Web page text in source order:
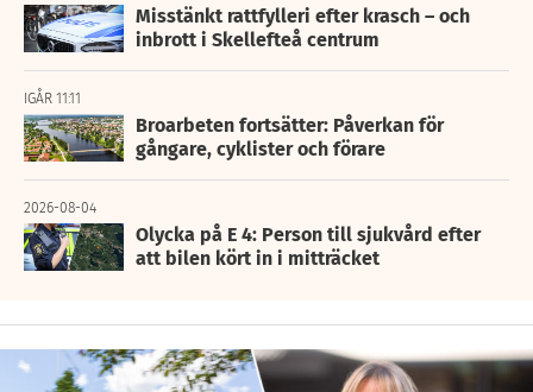
Misstänkt rattfylleri efter krasch – och
inbrott i Skellefteå centrum
IGÅR 11:11
Broarbeten fortsätter: Påverkan för
gångare, cyklister och förare
2026-08-04
Olycka på E 4: Person till sjukvård efter
att bilen kört in i mitträcket